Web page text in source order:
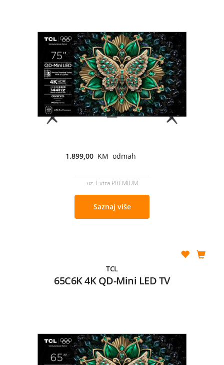
1.899,00 KM odmah
uz Extra PREMIUM
Saznaj više
TCL
65C6K 4K QD-Mini LED TV